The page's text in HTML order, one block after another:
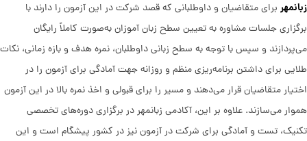
زبانمهر برای متقاضیان و داوطلبانی که قصد شرکت در این آزمون‌ را دارند با
برگزاری جلسات مشاوره به تعیین سطح زبان آموزان به‌صورت کاملاً رایگان
می‌پردازند و سپس با توجه به سطح زبانی داوطلبان، نمره هدف و بازه زمانی، نکات
طلایی برای داشتن برنامه‌ریزی منظم و روزانه جهت آمادگی برای آزمون را در
اختیار متقاضیان قرار می‌دهند و مسیر را برای قبولی و اخذ نمره بالا در این آزمون
هموار می‌سازند. علاوه بر این، آکادمی زبانمهر در برگزاری دوره‌های تخصصی
تکنیک، تست و آمادگی برای شرکت در آزمون نیز در کشور پیشگام است و این